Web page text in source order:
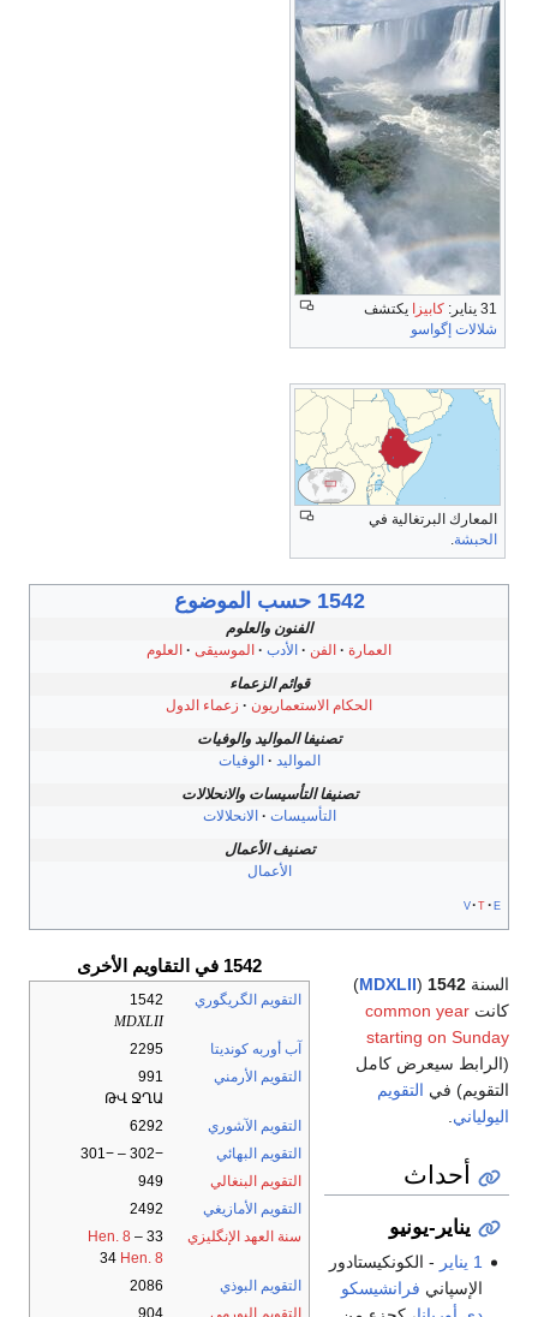
31 يناير: كابيزا يكتشف
شلالات إگواسو
المعارك البرتغالية في
الحبشة
1542 حسب الموضوع
الفنون والعلوم
العمارة
الفن الأدب الموسيقى
العلوم
قوائم الزعماء
الحكام الاستعماريون
زعماء الدول
تصنيفا المواليد والوفيات
المواليد
الوفيات
تصنيفا التأسيسات والانحلالات
التأسيسات
الانحلالات
تصنيف الأعمال
الأعمال
v t e
1542 في التقاويم الأخرى
التقويم الگريگوري
1542
MDXLII
آب أوربه كونديتا
2295
التقويم الأرمني
991
ԹՎ ՋՂԱ
التقويم الآشوري
6292
التقويم البهائي
−302 – −301
التقويم البنغالي
949
التقويم الأمازيغي
2492
سنة العهد الإنگليزي
33
Hen. 8 –
34 Hen. 8
التقويم البوذي
2086
السنة 1542
(
MDXLII
)
كانت common year
starting on Sunday
(الرابط سيعرض كامل
التقويم) في التقويم
اليولياني
أحداث
يناير-يونيو
1 يناير
- الكونكيستادور
الإسپاني فرانشيسكو